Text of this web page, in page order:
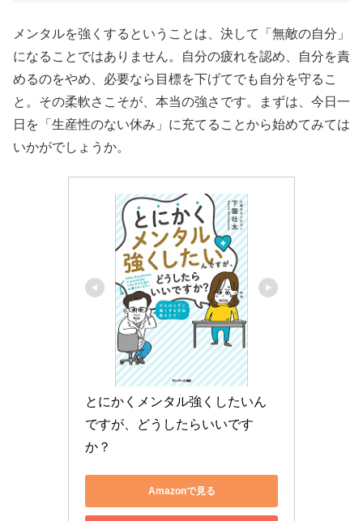
メンタルを強くするということは、決して「無敵の自分」
になることではありません。自分の疲れを認め、自分を責
めるのをやめ、必要なら目標を下げてでも自分を守るこ
と。その柔軟さこそが、本当の強さです。まずは、今日一
日を「生産性のない休み」に充てることから始めてみては
いかがでしょうか。
とにかくメンタル強くしたいん
ですが、どうしたらいいです
か？
Amazonで見る